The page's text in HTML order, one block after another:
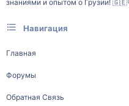
знаниями и опытом о Грузии!
Навигация
Главная
Форумы
Обратная Связь